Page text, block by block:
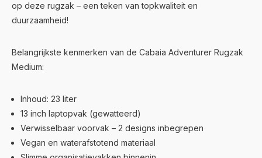
op deze rugzak – een teken van topkwaliteit en
duurzaamheid!
Belangrijkste kenmerken van de Cabaia Adventurer Rugzak
Medium:
Inhoud: 23 liter
13 inch laptopvak (gewatteerd)
Verwisselbaar voorvak – 2 designs inbegrepen
Vegan en waterafstotend materiaal